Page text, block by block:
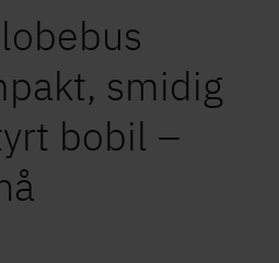
smidig
bobil –